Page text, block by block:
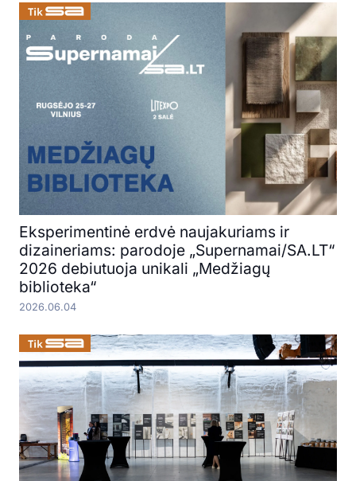
Eksperimentinė erdvė naujakuriams ir
dizaineriams: parodoje „Supernamai/SA.LT“
2026 debiutuoja unikali „Medžiagų
biblioteka“
2026.06.04